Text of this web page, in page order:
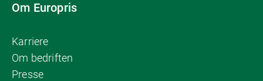
Om Europris
Karriere
Om bedriften
Presse